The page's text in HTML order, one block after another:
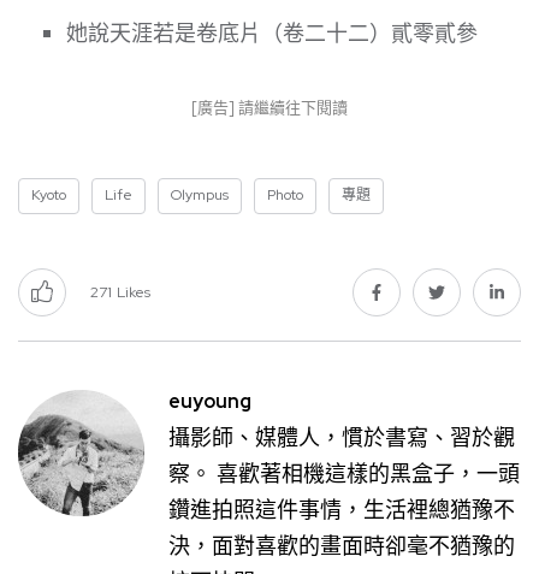
她說天涯若是卷底片（卷二十二）貳零貳參
[廣告] 請繼續往下閱讀
Kyoto Life Olympus Photo 專題
271 Likes
euyoung
攝影師、媒體人，慣於書寫、習於觀
察。 喜歡著相機這樣的黑盒子，一頭
鑽進拍照這件事情，生活裡總猶豫不
決，面對喜歡的畫面時卻毫不猶豫的